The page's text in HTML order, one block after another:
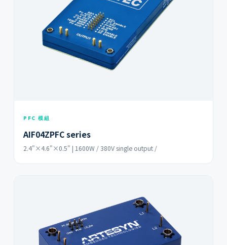
PFC 模組
AIF04ZPFC series
2.4"×4.6"×0.5" | 1600W / 380V single output /